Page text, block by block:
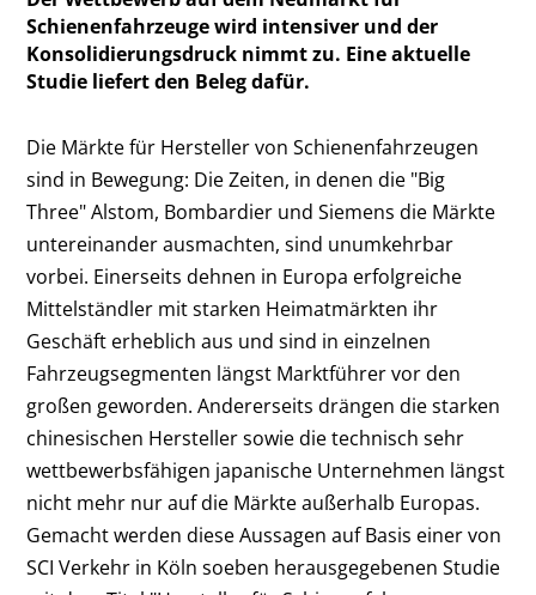
Schienenfahrzeuge wird intensiver und der
Konsolidierungsdruck nimmt zu. Eine aktuelle
Studie liefert den Beleg dafür.
Die Märkte für Hersteller von Schienenfahrzeugen
sind in Bewegung: Die Zeiten, in denen die "Big
Three" Alstom, Bombardier und Siemens die Märkte
untereinander ausmachten, sind unumkehrbar
vorbei. Einerseits dehnen in Europa erfolgreiche
Mittelständler mit starken Heimatmärkten ihr
Geschäft erheblich aus und sind in einzelnen
Fahrzeugsegmenten längst Marktführer vor den
großen geworden. Andererseits drängen die starken
chinesischen Hersteller sowie die technisch sehr
wettbewerbsfähigen japanische Unternehmen längst
nicht mehr nur auf die Märkte außerhalb Europas.
Gemacht werden diese Aussagen auf Basis einer von
SCI Verkehr in Köln soeben herausgegebenen Studie